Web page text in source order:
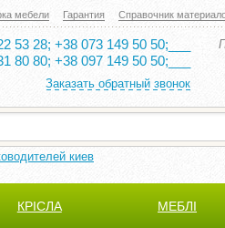
мебели Гарантия Справочник
53 28; +38 073 149 50 50;___
80 80; +38 097 149 50 50;___
Заказать обратный звонок
киев
КРІСЛА МЕБЛІ